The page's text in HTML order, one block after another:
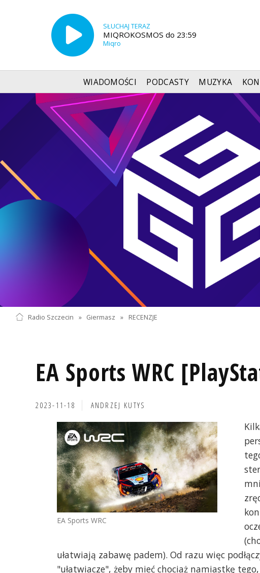
SŁUCHAJ TERAZ
MIQROKOSMOS do 23:59
Miqro
WIADOMOŚCI PODCASTY MUZYKA
Radio Szczecin » Giermasz » RECENZJE
EA Sports WRC
2023-11-18 ANDRZEJ KUTYS
EA Sports WRC
ułatwiają zabawę padem). Od razu więc
"ułatwiacze", żeby mieć chociaż namiastkę